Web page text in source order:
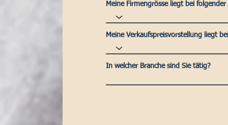
Meine Firmengrösse liegt bei folgender
Meine Verkaufspreisvorstellung liegt
In welcher Branche sind Sie tätig?